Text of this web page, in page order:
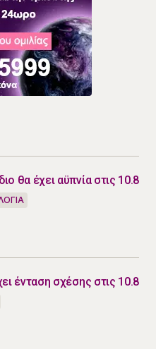
θα έχει αϋπνία στις 10.8
ένταση σχέσης στις 10.8